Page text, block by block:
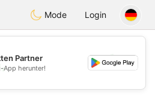
Conversar
Mode Login
💖
💕
Partner
App herunter!